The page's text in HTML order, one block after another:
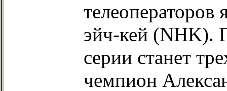
эйч-кей (NHK).
серии станет
чемпион